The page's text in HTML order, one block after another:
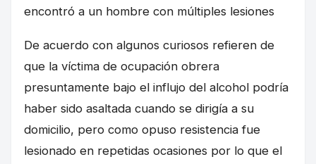
encontró a un hombre con múltiples lesiones
De acuerdo con algunos curiosos refieren de
que la víctima de ocupación obrera
presuntamente bajo el influjo del alcohol podría
haber sido asaltada cuando se dirigía a su
domicilio, pero como opuso resistencia fue
lesionado en repetidas ocasiones por lo que el